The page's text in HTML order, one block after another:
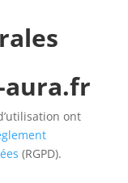
aura.fr
ont
(RGPD).